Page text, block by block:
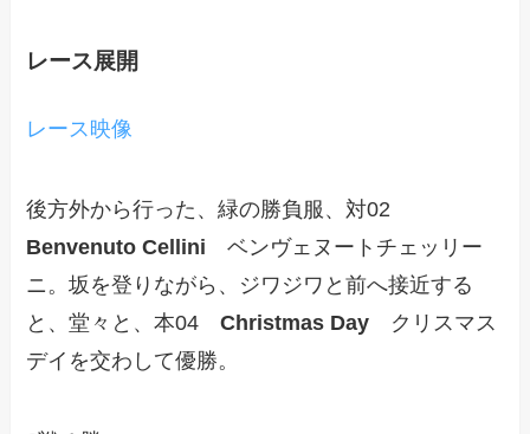
レース展開
レース映像
後方外から行った、緑の勝負服、対02
Benvenuto Cellini ベンヴェヌートチェッリー
ニ。坂を登りながら、ジワジワと前へ接近する
と、堂々と、本04Christmas Day クリスマス
デイを交わして優勝。